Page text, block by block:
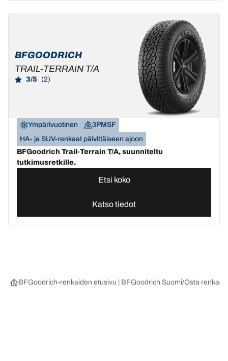
BFGOODRICH
TRAIL-TERRAIN T/A
3/5 (2)
Ympärivuotinen
3PMSF
HA- ja SUV-renkaat päivittäiseen ajoon
BFGoodrich Trail-Terrain T/A, suunniteltu
tutkimusretkille.
Etsi koko
Katso tiedot
BFGoodrich-renkaiden etusivu | BFGoodrich Suomi Osta renkaat